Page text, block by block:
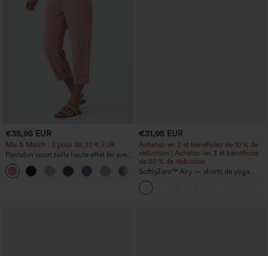
€35,95 EUR
Mix & Match : 3 pour 88,30 € EUR
Pantalon court taille haute effet lin avec
poche zippée
+7
€31,95 EUR
Achetez-en 2 et bénéficiez de 10 % de
réduction | Achetez-en 3 et bénéficiez
de 20 % de réduction
SoftlyZero™ Airy — shorts de yoga
super taille haute 2-en-1 InstantCool
avec poches